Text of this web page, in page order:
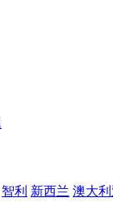
智利 新西兰 澳大利